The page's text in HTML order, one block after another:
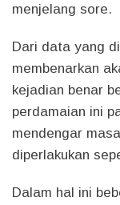
menjelang sore.
Dari data yang
membenarkan
kejadian benar
perdamaian ini
mendengar
diperlakukan
Dalam hal ini